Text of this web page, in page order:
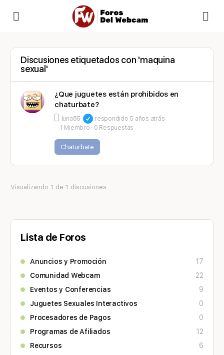
Discusiones etiquetados con 'maquina
sexual'
¿Que juguetes están prohibidos en
chaturbate?
luna85 respondido 5 años atrás
1 Miembro · 0 Respuestas
Chaturbate
Visualizando 1 de 1 discusiones
Lista de Foros
Anuncios y Promoción
17
Comunidad Webcam
22
Eventos y Conferencias
9
Juguetes Sexuales Interactivos
0
Procesadores de Pagos
0
Programas de Afiliados
12
Recursos
6